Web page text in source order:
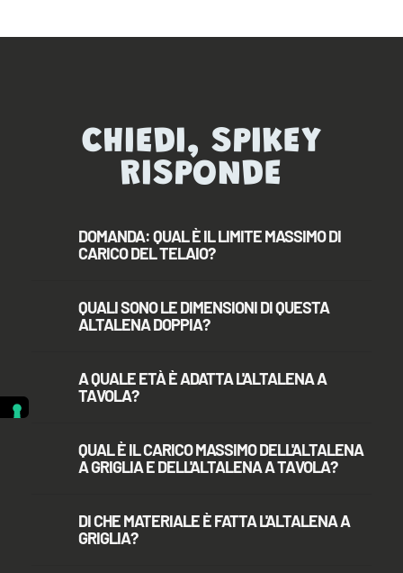
CHIEDI, SPIKEY
RISPONDE
DOMANDA: QUAL È IL LIMITE MASSIMO DI
CARICO DEL TELAIO?
QUALI SONO LE DIMENSIONI DI QUESTA
ALTALENA DOPPIA?
A QUALE ETÀ È ADATTA L'ALTALENA A
TAVOLA?
QUAL È IL CARICO MASSIMO DELL'ALTALENA
A GRIGLIA E DELL'ALTALENA A TAVOLA?
DI CHE MATERIALE È FATTA L'ALTALENA A
GRIGLIA?